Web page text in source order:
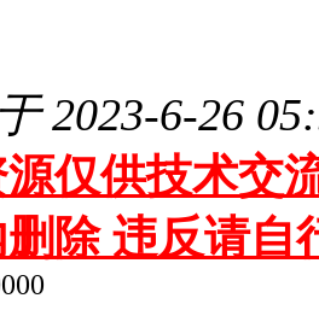
2023-6-26
仅供技术交
除 违反请自